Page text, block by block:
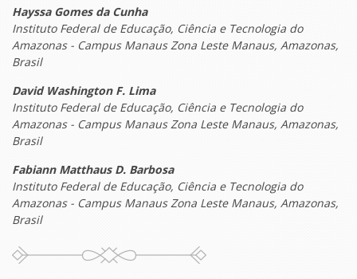
Hayssa Gomes da Cunha
Instituto Federal de Educação, Ciência e Tecnologia do
Amazonas - Campus Manaus Zona Leste Manaus, Amazonas,
Brasil
David Washington F. Lima
Instituto Federal de Educação, Ciência e Tecnologia do
Amazonas - Campus Manaus Zona Leste Manaus, Amazonas,
Brasil
Fabiann Matthaus D. Barbosa
Instituto Federal de Educação, Ciência e Tecnologia do
Amazonas - Campus Manaus Zona Leste Manaus, Amazonas,
Brasil